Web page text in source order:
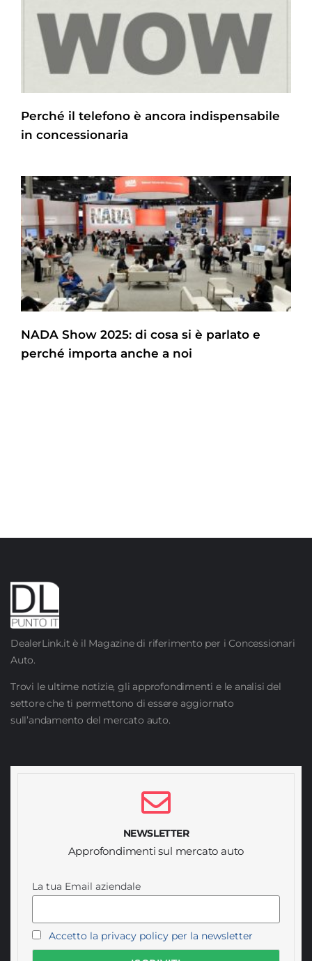
Perché il telefono è ancora indispensabile
in concessionaria
NADA Show 2025: di cosa si è parlato e
perché importa anche a noi
DealerLink.it è il Magazine di riferimento per i Concessionari
Auto.
Trovi le ultime notizie, gli approfondimenti e le analisi del
settore che ti permettono di essere aggiornato
sull’andamento del mercato auto.
NEWSLETTER
Approfondimenti sul mercato auto
La tua Email aziendale
Accetto la privacy policy per la newsletter